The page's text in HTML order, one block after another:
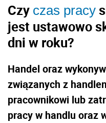
Czy czas pracy
jest ustawowo
dni w roku?
Handel oraz
związanych z
pracownikowi lub
pracy w handlu oraz